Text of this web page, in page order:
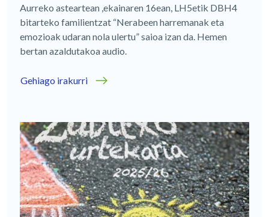
Aurreko asteartean ,ekainaren 16ean, LH5etik DBH4
bitarteko familientzat “Nerabeen harremanak eta
emozioak udaran nola ulertu” saioa izan da. Hemen
bertan azaldutakoa audio.
Gehiago irakurri